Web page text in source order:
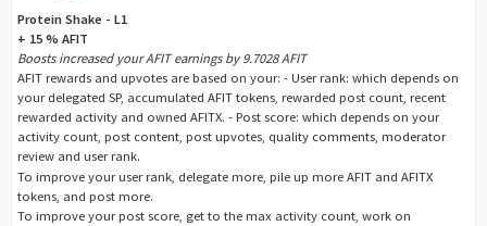
Protein Shake - L1
+ 15 % AFIT
Boosts increased your AFIT earnings by 9.7028 AFIT
AFIT rewards and upvotes are based on your: - User rank: which depends on
your delegated SP, accumulated AFIT tokens, rewarded post count, recent
rewarded activity and owned AFITX. - Post score: which depends on your
activity count, post content, post upvotes, quality comments, moderator
review and user rank.
To improve your user rank, delegate more, pile up more AFIT and AFITX
tokens, and post more.
To improve your post score, get to the max activity count, work on